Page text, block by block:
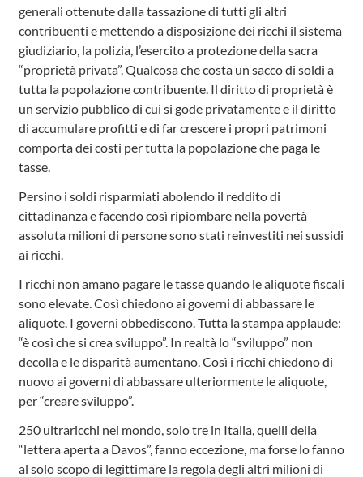
generali ottenute dalla tassazione di tutti gli altri
contribuenti e mettendo a disposizione dei ricchi il sistema
giudiziario, la polizia, l’esercito a protezione della sacra
“proprietà privata”. Qualcosa che costa un sacco di soldi a
tutta la popolazione contribuente. Il diritto di proprietà è
un servizio pubblico di cui si gode privatamente e il diritto
di accumulare profitti e di far crescere i propri patrimoni
comporta dei costi per tutta la popolazione che paga le
tasse.
Persino i soldi risparmiati abolendo il reddito di
cittadinanza e facendo così ripiombare nella povertà
assoluta milioni di persone sono stati reinvestiti nei sussidi
ai ricchi.
I ricchi non amano pagare le tasse quando le aliquote fiscali
sono elevate. Così chiedono ai governi di abbassare le
aliquote. I governi obbediscono. Tutta la stampa applaude:
“è così che si crea sviluppo”. In realtà lo “sviluppo” non
decolla e le disparità aumentano. Così i ricchi chiedono di
nuovo ai governi di abbassare ulteriormente le aliquote,
per “creare sviluppo”.
250 ultraricchi nel mondo, solo tre in Italia, quelli della
“lettera aperta a Davos”, fanno eccezione, ma forse lo fanno
al solo scopo di legittimare la regola degli altri milioni di